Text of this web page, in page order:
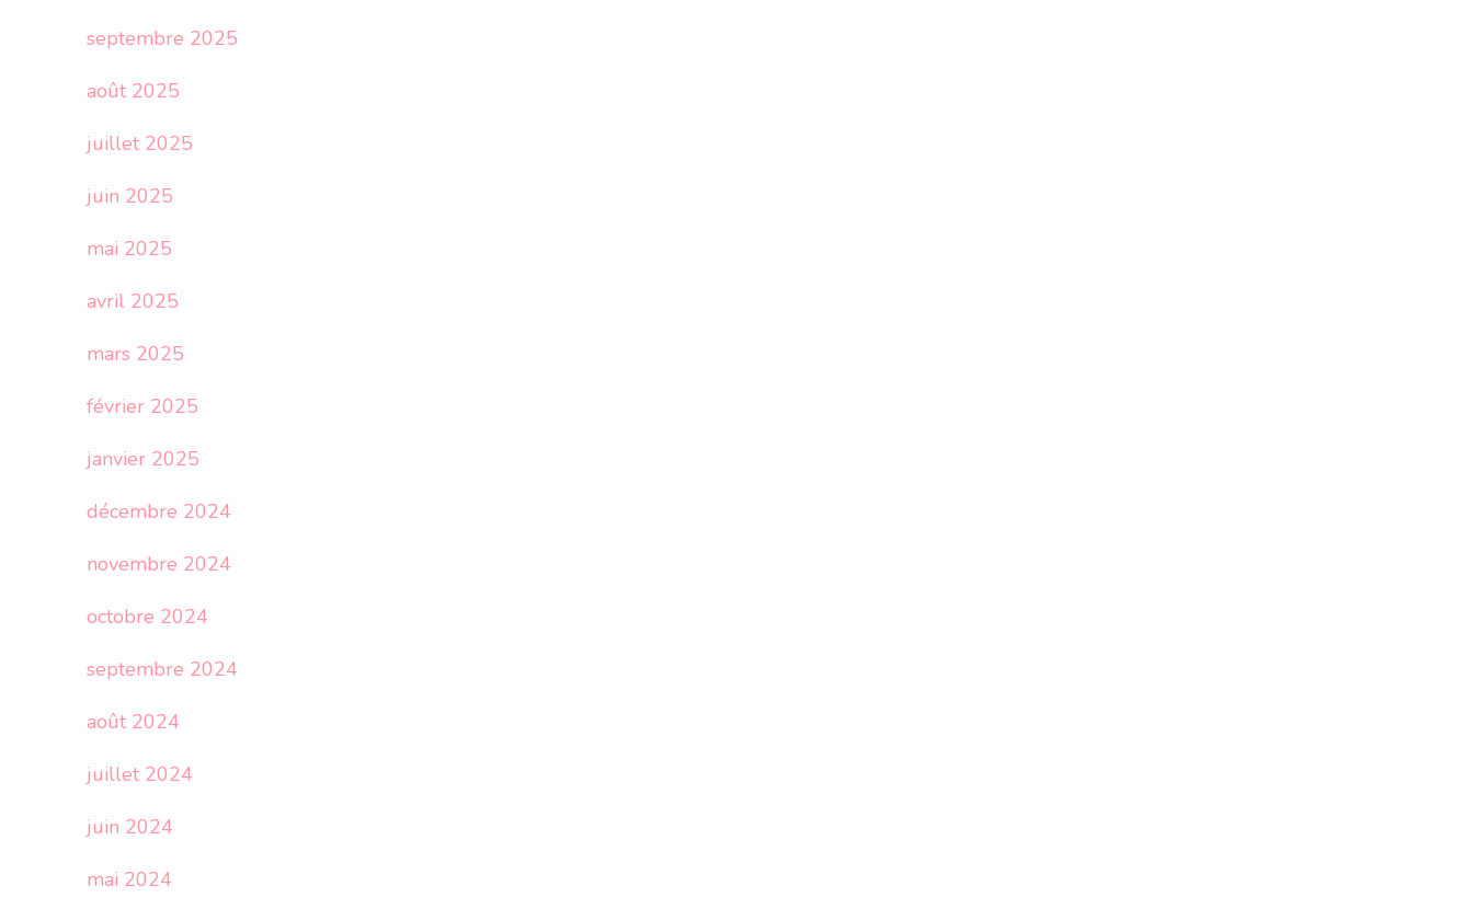
septembre 2025
août 2025
juillet 2025
juin 2025
mai 2025
avril 2025
mars 2025
février 2025
janvier 2025
décembre 2024
novembre 2024
octobre 2024
septembre 2024
août 2024
juillet 2024
juin 2024
mai 2024